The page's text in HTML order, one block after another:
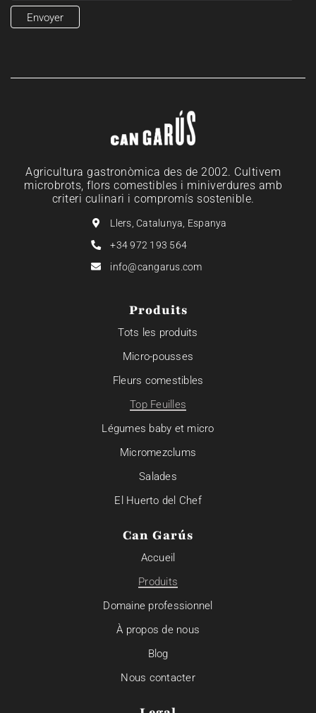
Agricultura gastronòmica des de 2002. Cultivem
microbrots, flors comestibles i miniverdures amb
criteri culinari i compromís sostenible.
Llers, Catalunya, Espanya
+34 972 193 564
info@cangarus.com
Produits
Tots les produits
Micro-pousses
Fleurs comestibles
Top Feuilles
Légumes baby et micro
Micromezclums
Salades
El Huerto del Chef
Can Garús
Accueil
Produits
Domaine professionnel
À propos de nous
Blog
Nous contacter